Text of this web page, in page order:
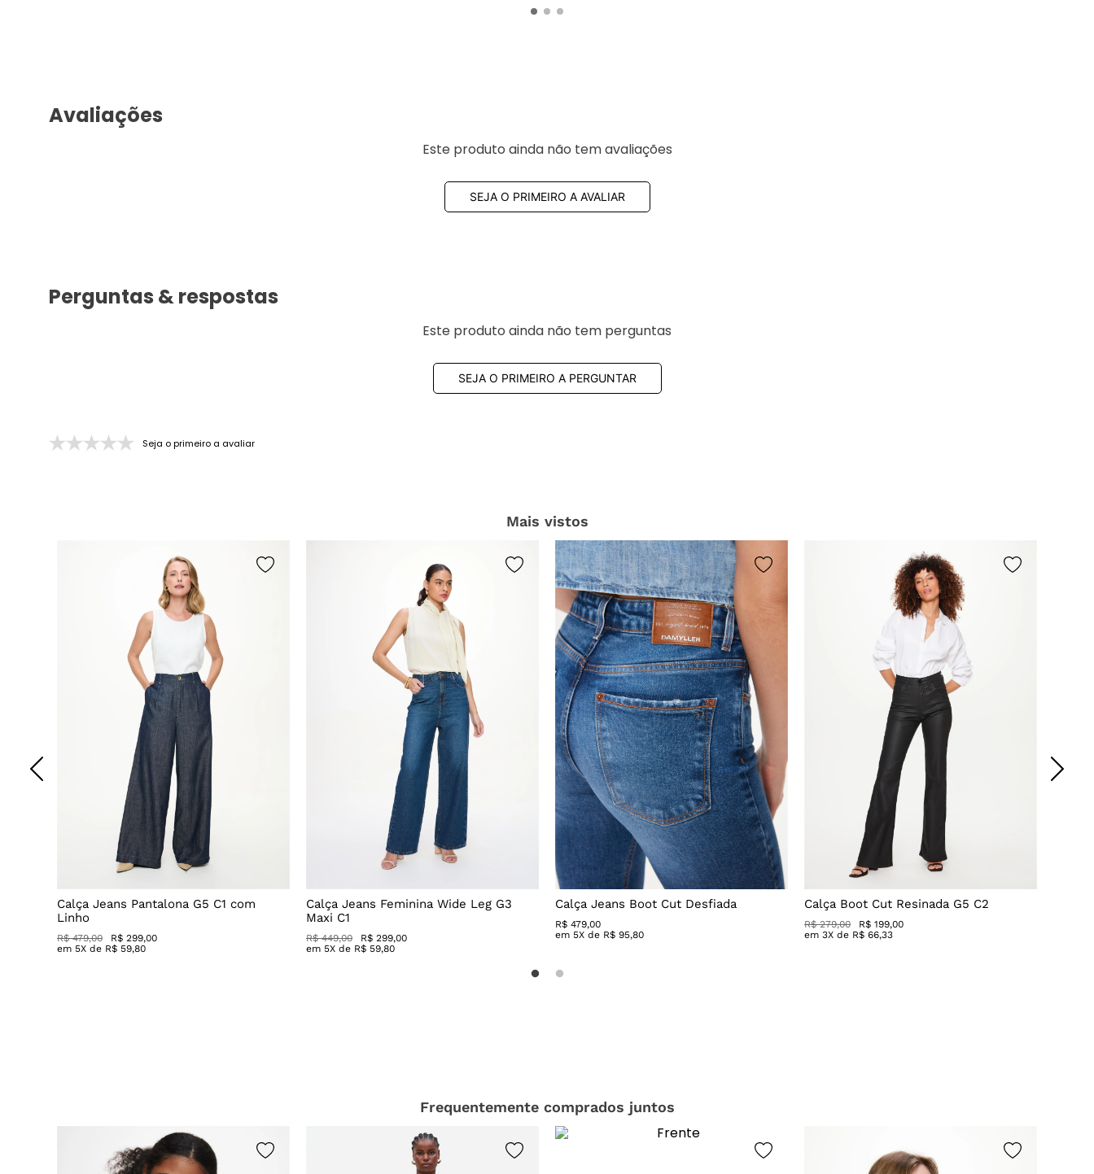
Avaliações
Este produto ainda não tem avaliações
SEJA O PRIMEIRO A AVALIAR
Perguntas & respostas
Este produto ainda não tem perguntas
SEJA O PRIMEIRO A PERGUNTAR
Seja o primeiro a avaliar
Mais vistos
Calça Jeans Pantalona G5 C1 com
Linho
R$ 479,00
R$ 299,00
em 5X de R$ 59,80
Calça Jeans Feminina Wide Leg G3
Maxi C1
R$ 449,00
R$ 299,00
em 5X de R$ 59,80
Calça Jeans Boot Cut Desfiada
R$ 479,00
em 5X de R$ 95,80
Calça Boot Cut Resinada G5 C2
R$ 279,00
R$ 199,00
em 3X de R$ 66,33
Frequentemente comprados juntos